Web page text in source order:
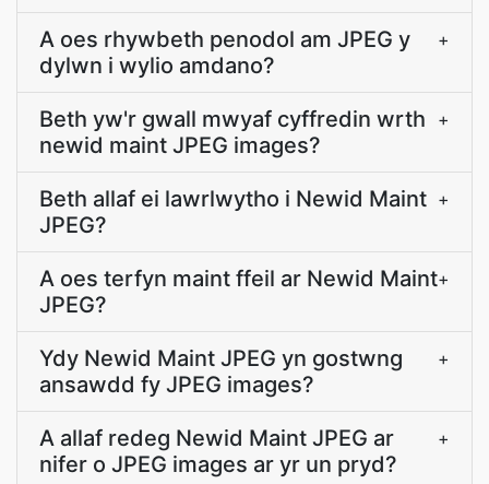
A oes rhywbeth penodol am JPEG y
dylwn i wylio amdano?
+
Beth yw'r gwall mwyaf cyffredin wrth
newid maint JPEG images?
+
Beth allaf ei lawrlwytho i Newid Maint
JPEG?
+
A oes terfyn maint ffeil ar Newid Maint
JPEG?
+
Ydy Newid Maint JPEG yn gostwng
ansawdd fy JPEG images?
+
A allaf redeg Newid Maint JPEG ar
nifer o JPEG images ar yr un pryd?
+